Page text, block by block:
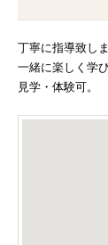
丁寧に指導致しま
一緒に楽しく学
見学・体験可。